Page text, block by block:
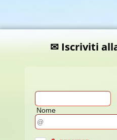
✉ Iscriviti